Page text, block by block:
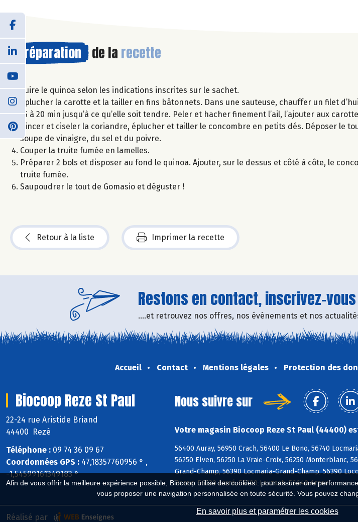
Afin de vous offrir la meilleure expérience possible, Biocoop utilise des cookies : pour assurer une
vous proposer une navigation personnalisée en toute sécurité. Vous pouvez
En savoir plus et paramétrer les cookies
Préparation de la recette
Cuire le quinoa selon les indications inscrites sur le sachet.
Éplucher la carotte et la tailler en fins bâtonnets. Dans une sauteuse, chauffer un filet
15 à 20 min jusqu’à ce qu’elle soit tendre. Peler et hacher finement l’ail, l’ajouter aux
Rincer et ciseler la coriandre, éplucher et tailler le concombre en petits dés. Déposer le
soupe de vinaigre, du sel et du poivre.
Couper la truite fumée en lamelles.
Préparer 2 bols et disposer au fond le quinoa. Ajouter, sur le dessus et côté à côte, le
truite fumée.
Saupoudrer le tout de Gomasio et déguster !
Retour à la liste Imprimer la recette
Restons en contact, inscrivez-
....et retrouvez nos offres, nos événements et nos
Accueil Contact Mentions légales Protection des
Biocoop Reze St Paul
22-24 rue Aristide Briand
44400 Rezé
Téléphone : 09 74 36 09 67
Coordonnées GPS : 47,18357760956 ° ,
-1,54599161349183 °
Nous suivre sur
Votre magasin Biocoop Reze St Paul (44400)
56400 Auray, 56950 Crach, 56400 Le Bono, 56740
56250 Elven, 56250 La Vraie-Croix, 56250 Monterblanc,
Grand-Champ, 56390 Locmaria-Grand-Champ, 56390
Berric, 56230 Larré, 56190 Lauzach, 56640 Arzon
Réalisé par